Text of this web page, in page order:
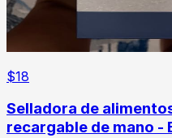
$18
Selladora de
recargable de mano -